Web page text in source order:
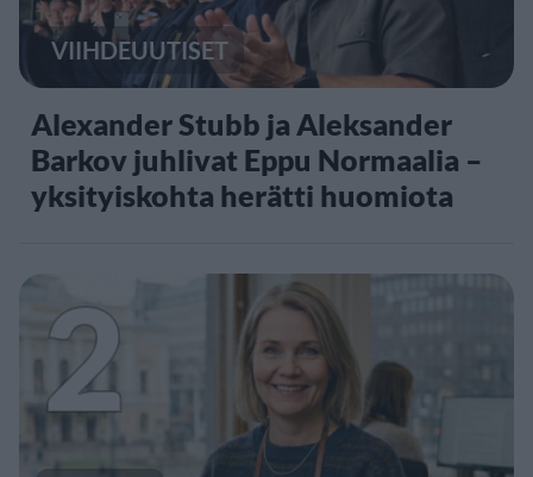
VIIHDEUUTISET
Alexander Stubb ja Aleksander
Barkov juhlivat Eppu Normaalia –
yksityiskohta herätti huomiota
2